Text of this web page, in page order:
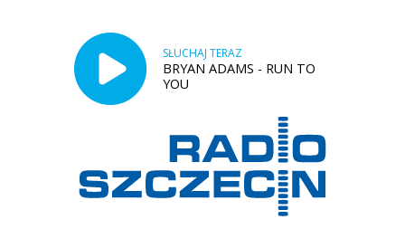
SŁUCHAJ TERAZ
BRYAN ADAMS - RUN TO
YOU